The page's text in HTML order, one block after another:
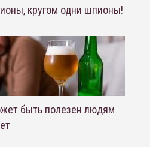
кругом одни шпионы!
быть полезен людям